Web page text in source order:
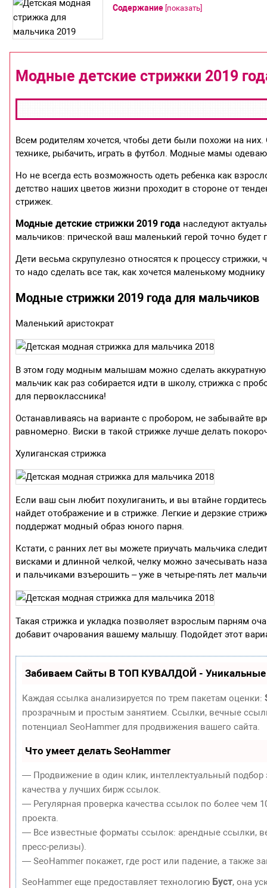
Содержание [показать]
Модные детские стрижки 2019
Всем родителям хочется, чтобы дети были похожи на
технике, рыбачить, играть в футбол. Модные мамы
Но не всегда есть возможность одеть ребенка как
детство наших цветов жизни проходит в стороне от
стрижек.
Модные детские стрижки 2019 года наследуют
мальчиков: прической ваш маленький герой точно будет
Дети весьма скрупулезно относятся к процессу
то надо сделать все так, как хочется маленькому
Модные стрижки 2019 года для мальчиков
Маленький аристократ
В этом году модным малышам можно сделать
мальчик как раз собирается идти в школу, стрижка с
для первоклассника!
Останавливаясь на варианте с пробором, не забывайте
равномерно. Виски в такой стрижке лучше делать
Хулиганская стрижка
Если ваш сын любит похулиганить, и вы втайне
найдет отображение и в стрижке. Легкие и дерзкие
поддержат модный образ юного парня.
Кстати, с ранних лет вы можете приучать мальчика
висками и длинной челкой, челку можно зачесывать
и пальчиками взъерошить – уже в четыре-пять лет
Такая стрижка и укладка позволяет взрослым парням
добавит очарования вашему малышу. Подойдет этот
Забиваем Сайты В ТОП КУВАЛДОЙ - Уникальные
Каждая ссылка анализируется по трем пакетам оценки:
прозрачным и простым занятием. Ссылки, вечные
потенциал SeoHammer для продвижения вашего сайта.
Что умеет делать SeoHammer
— Продвижение в один клик, интеллектуальный
качества у лучших бирж ссылок.
— Регулярная проверка качества ссылок по более чем
проекта.
— Все известные форматы ссылок: арендные ссылки,
пресс-релизы).
— SeoHammer покажет, где рост или падение, а также
SeoHammer еще предоставляет технологию Буст, она